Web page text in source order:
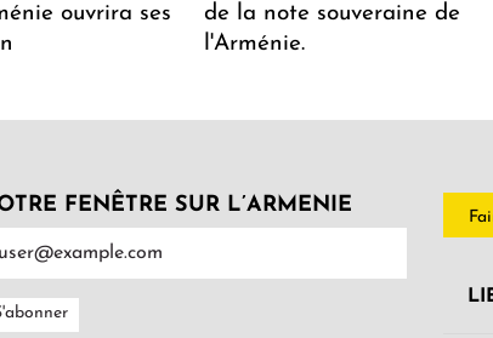
ouvrira ses
de la note souveraine de
l'Arménie.
FENÊTRE SUR L’ARMENIE